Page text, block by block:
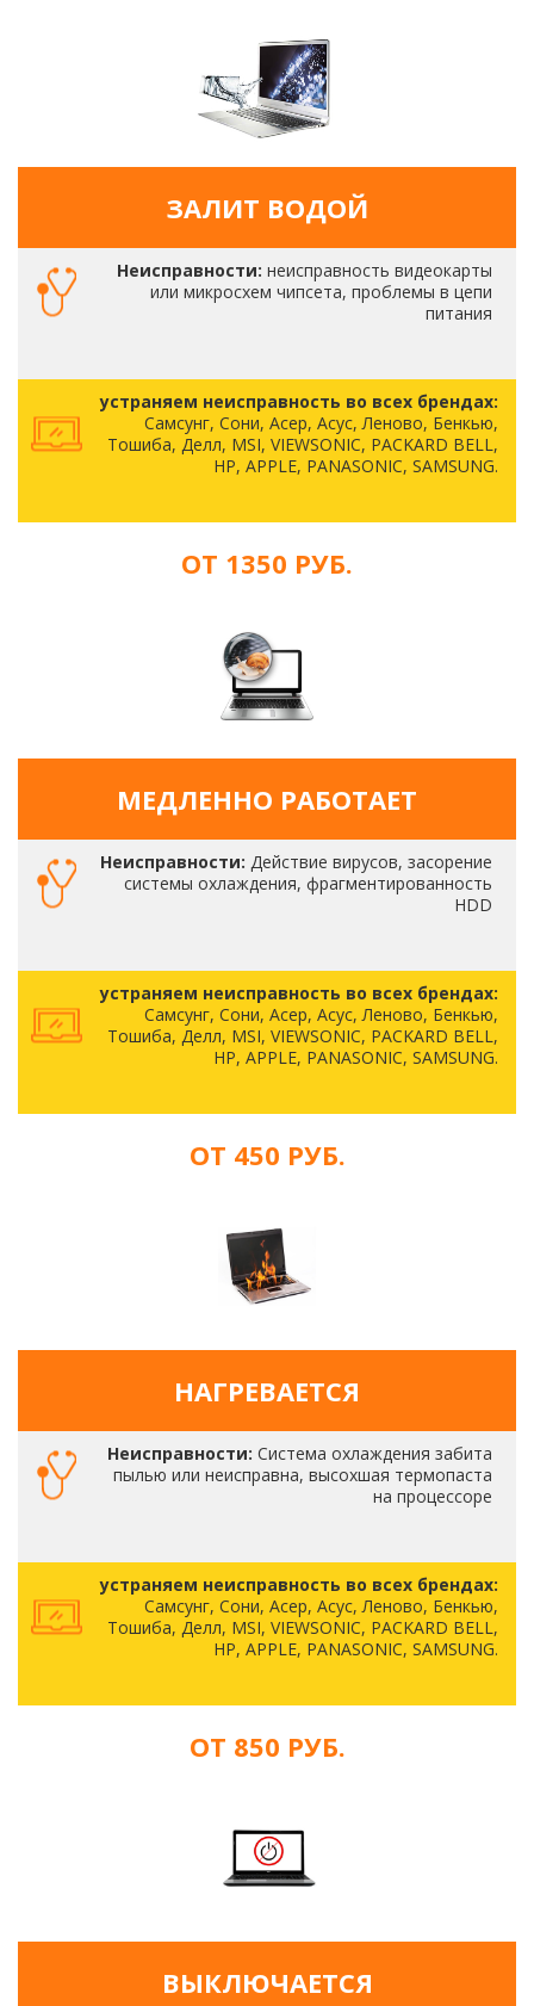
ЗАЛИТ ВОДОЙ
Неисправности: неисправность видеокарты
или микросхем чипсета, проблемы в цепи
питания
устраняем неисправность во всех брендах:
Самсунг, Сони, Асер, Асус, Леново, Бенкью,
Тошиба, Делл, MSI, VIEWSONIC, PACKARD BELL,
HP, APPLE, PANASONIC, SAMSUNG.
ОТ 1350 РУБ.
МЕДЛЕННО РАБОТАЕТ
Неисправности: Действие вирусов, засорение
системы охлаждения, фрагментированность
HDD
устраняем неисправность во всех брендах:
Самсунг, Сони, Асер, Асус, Леново, Бенкью,
Тошиба, Делл, MSI, VIEWSONIC, PACKARD BELL,
HP, APPLE, PANASONIC, SAMSUNG.
ОТ 450 РУБ.
НАГРЕВАЕТСЯ
Неисправности: Система охлаждения забита
пылью или неисправна, высохшая термопаста
на процессоре
устраняем неисправность во всех брендах:
Самсунг, Сони, Асер, Асус, Леново, Бенкью,
Тошиба, Делл, MSI, VIEWSONIC, PACKARD BELL,
HP, APPLE, PANASONIC, SAMSUNG.
ОТ 850 РУБ.
ВЫКЛЮЧАЕТСЯ